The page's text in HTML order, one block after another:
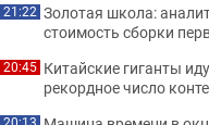
21:22 Золотая школа:
стоимость сборки
20:45 Китайские гиганты
рекордное число